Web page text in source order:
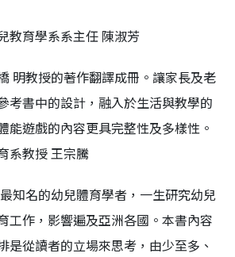
教育學系系主任 陳淑芳
明教授的著作翻譯成冊。讓家長及老
考書中的設計，融入於生活與教學的
能遊戲的內容更具完整性及多樣性。
系教授 王宗騰
知名的幼兒體育學者，一生研究幼兒
工作，影響遍及亞洲各國。本書內容
是從讀者的立場來思考，由少至多、